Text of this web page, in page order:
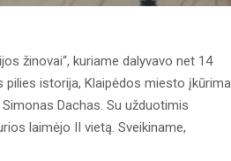
žinovai“, kuriame dalyvavo net 14
istorija, Klaipėdos miesto
Dachas. Su užduotimis
laimėjo II vietą. Sveikiname,